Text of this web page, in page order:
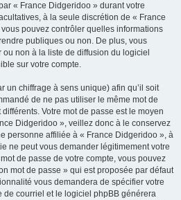
« France Didgeridoo » durant votre
à la seule discrétion de « France
pouvez contrôler quelles informations
publiques ou non. De plus, vous
non à la liste de diffusion du logiciel
sur votre compte.
un chiffrage à sens unique) afin qu’il soit
de ne pas utiliser le même mot de
Votre mot de passe est le moyen
Didgeridoo », veillez donc à le conservez
personne affiliée à « France Didgeridoo », à
ne peut vous demander légitimement votre
de passe de votre compte, vous pouvez
mot de passe » qui est proposée par défaut
vous demandera de spécifier votre
de courriel et le logiciel phpBB générera